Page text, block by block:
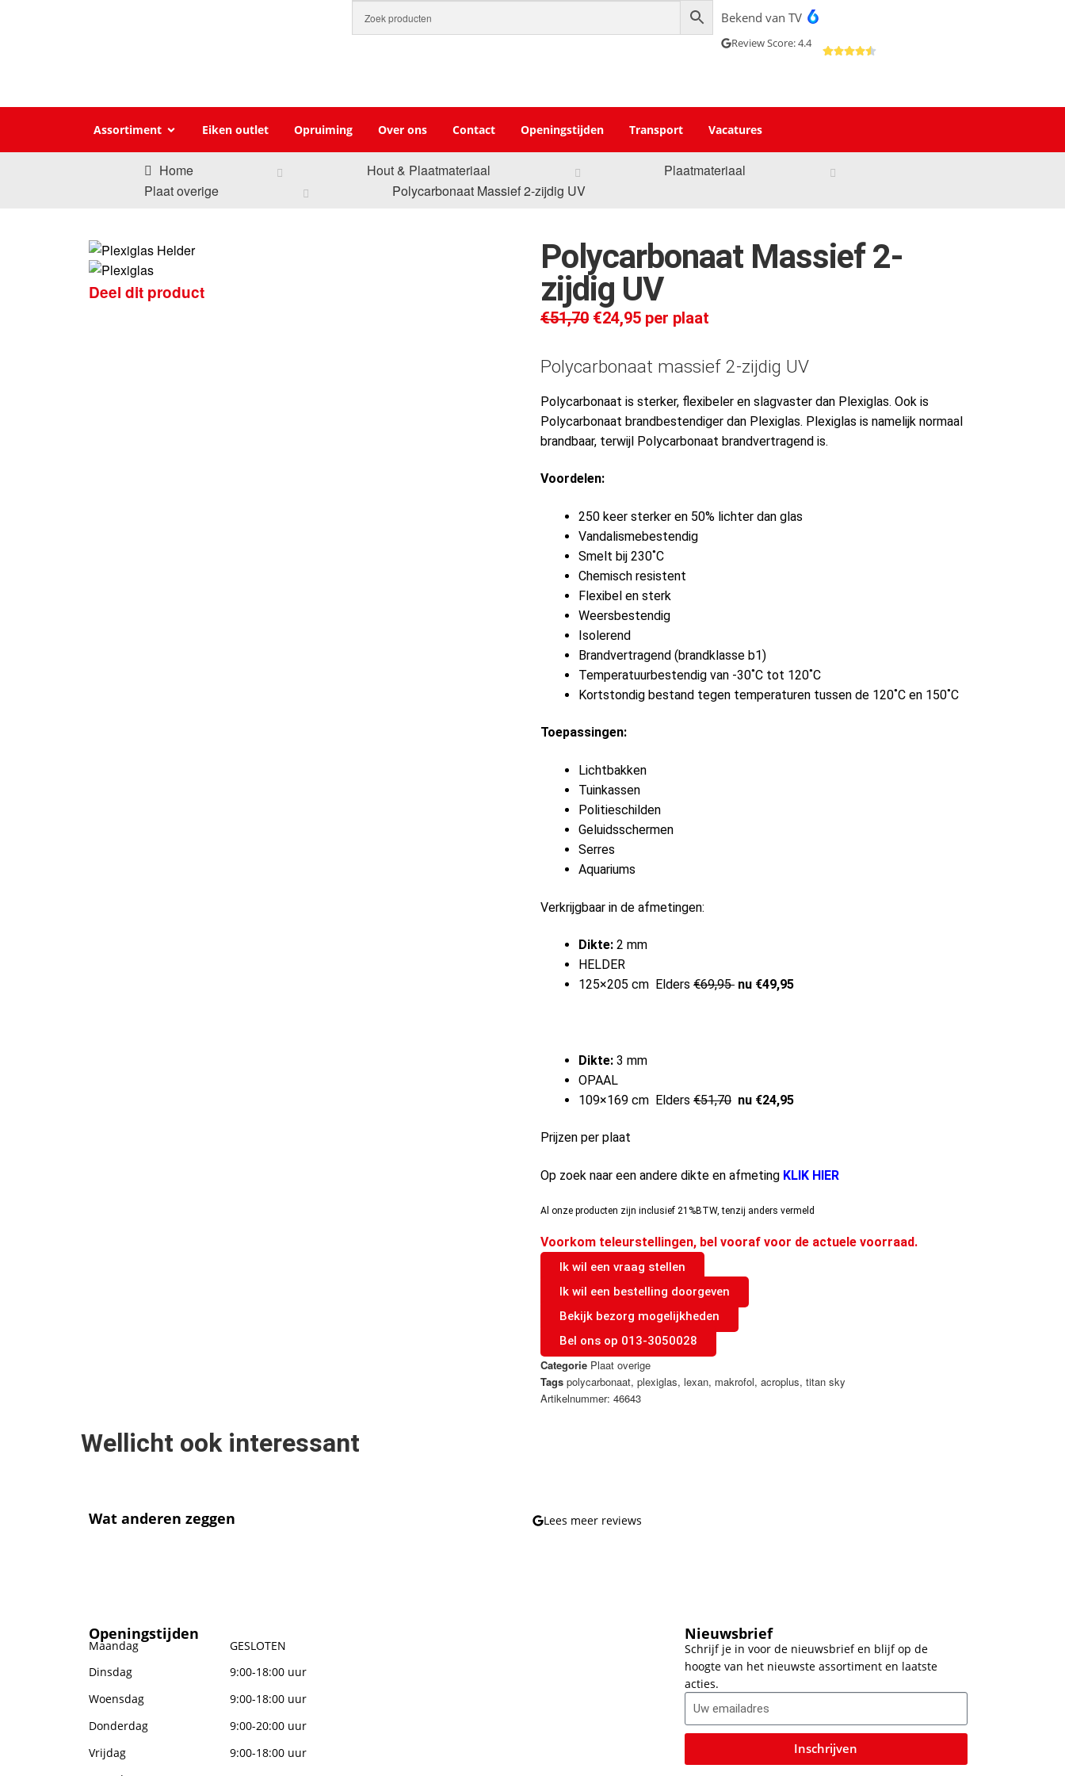
Bekend van TV
Review Score: 4.4
Assortiment Eiken outlet Opruiming Over ons Contact Openingstijden Transport Vacatures
Home Hout & Plaatmateriaal
Plaatmateriaal
Plaat overige
Polycarbonaat Massief 2-zijdig UV
Deel dit product
Polycarbonaat Massief 2-
zijdig UV
€51,70 €24,95 per plaat
Polycarbonaat massief 2-zijdig UV
Polycarbonaat is sterker, flexibeler en slagvaster dan Plexiglas. Ook is
Polycarbonaat brandbestendiger dan Plexiglas. Plexiglas is namelijk normaal
brandbaar, terwijl Polycarbonaat brandvertragend is.
Voordelen:
250 keer sterker en 50% lichter dan glas
Vandalismebestendig
Smelt bij 230˚C
Chemisch resistent
Flexibel en sterk
Weersbestendig
Isolerend
Brandvertragend (brandklasse b1)
Temperatuurbestendig van -30˚C tot 120˚C
Kortstondig bestand tegen temperaturen tussen de 120˚C en 150˚C
Toepassingen:
Lichtbakken
Tuinkassen
Politieschilden
Geluidsschermen
Serres
Aquariums
Verkrijgbaar in de afmetingen:
Dikte: 2 mm
HELDER
125×205 cm Elders €69,95 nu €49,95
Dikte: 3 mm
OPAAL
109×169 cm Elders €51,70 nu €24,95
Prijzen per plaat
Op zoek naar een andere dikte en afmeting KLIK HIER
Al onze producten zijn inclusief 21%BTW, tenzij anders vermeld
Voorkom teleurstellingen, bel vooraf voor de actuele voorraad.
Ik wil een vraag stellen
Ik wil een bestelling doorgeven
Bekijk bezorg mogelijkheden
Bel ons op 013-3050028
Categorie Plaat overige
Tags polycarbonaat, plexiglas, lexan, makrofol, acroplus, titan sky
Artikelnummer: 46643
Wellicht ook interessant
Wat anderen zeggen Lees meer reviews
Openingstijden
Maandag
GESLOTEN
Dinsdag
9:00-18:00 uur
Woensdag
9:00-18:00 uur
Donderdag
9:00-20:00 uur
Vrijdag
9:00-18:00 uur
Nieuwsbrief
Schrijf je in voor de nieuwsbrief en blijf op de
hoogte van het nieuwste assortiment en laatste
acties.
Inschrijven